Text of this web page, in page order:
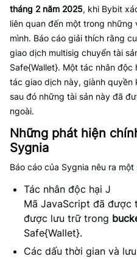
tháng 2 năm 2025, khi Bybit
liên quan đến một trong những
mình. Báo cáo giải thích rằng
giao dịch multisig chuyển tài
Safe{Wallet}. Một tác nhân
tác giao dịch này, giành quyền
sau đó những tài sản này đã
ngoài.
Những phát hiện
Sygnia
Báo cáo của Sygnia nêu ra
Tác nhân độc hại J
Mã JavaScript đã được
được lưu trữ trong
Safe{Wallet}.
Các dấu thời gian và